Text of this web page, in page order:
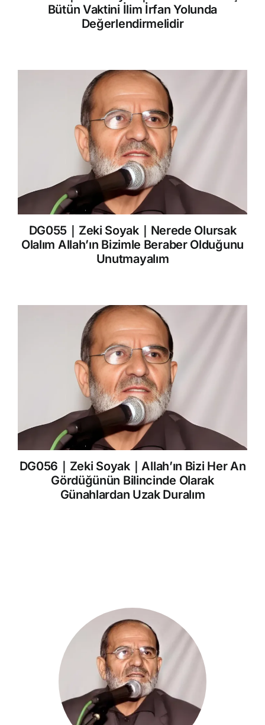
Bütün Vaktini İlim İrfan Yolunda
Değerlendirmelidir
DG055｜Zeki Soyak｜Nerede Olursak
Olalım Allah’ın Bizimle Beraber Olduğunu
Unutmayalım
DG056｜Zeki Soyak｜Allah’ın Bizi Her An
Gördüğünün Bilincinde Olarak
Günahlardan Uzak Duralım